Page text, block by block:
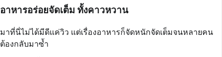
อาหารอร่อยจัดเต็ม ทั้งคาวหวาน
มาที่นี่ไม่ได้มีดีแค่วิว แต่เรื่องอาหารก็จัดหนักจัดเต็มจนหลายคน
ต้องกลับมาซ้ำ